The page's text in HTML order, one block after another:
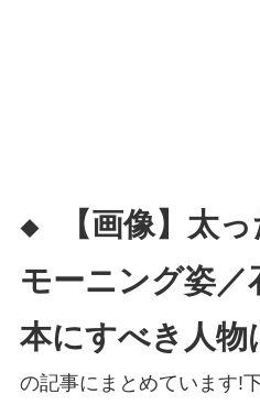
◆
【画像】太
モーニング姿／
本にすべき人物
の記事にまとめています!